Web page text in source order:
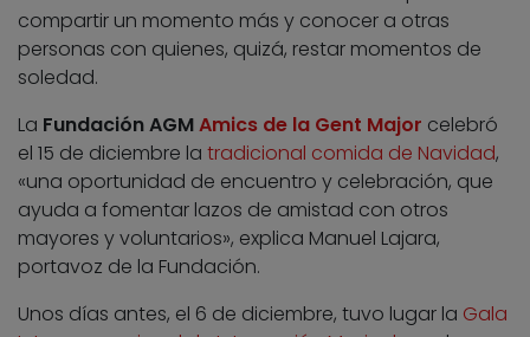
compartir un momento más y conocer a otras
personas con quienes, quizá, restar momentos de
soledad.
La Fundación AGMAmics de la Gent Major celebró
el 15 de diciembre la tradicional comida de Navidad,
«una oportunidad de encuentro y celebración, que
ayuda a fomentar lazos de amistad con otros
mayores y voluntarios», explica Manuel Lajara,
portavoz de la Fundación.
Unos días antes, el 6 de diciembre, tuvo lugar la Gala